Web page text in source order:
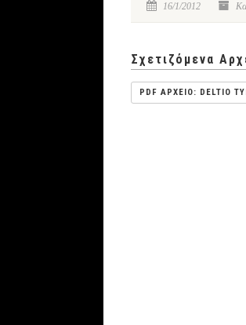
16/1/2012
Σχετιζόμενα
PDF ΑΡΧΕΙΟ: DELTIO